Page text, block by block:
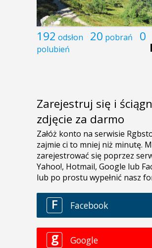
192 odsłon 20 pobrań 0
polubień
Zarejestruj się i
zdjęcie za darmo